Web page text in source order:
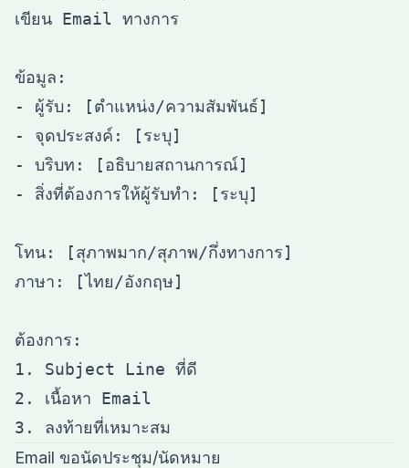
เขียน Email ทางการ
ข้อมูล:
- ผู้รับ: [ตำแหน่ง/ความสัมพันธ์]
- จุดประสงค์: [ระบุ]
- บริบท: [อธิบายสถานการณ์]
- สิ่งที่ต้องการให้ผู้รับทำ: [ระบุ]
โทน: [สุภาพมาก/สุภาพ/กึ่งทางการ]
ภาษา: [ไทย/อังกฤษ]
ต้องการ:
1. Subject Line ที่ดี
2. เนื้อหา Email
Email ขอนัดประชุม/นัดหมาย